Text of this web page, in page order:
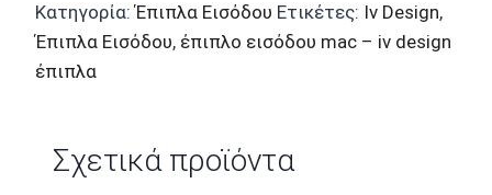
Κατηγορία:Έπιπλα Εισόδου Ετικέτες: Iv Design,
Έπιπλα Εισόδου, έπιπλο εισόδου mac – iv design
έπιπλα
Σχετικά προϊόντα